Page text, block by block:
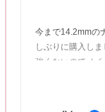
今まで14.2mmの
しぶりに購入し
強くないのでメイ
何より水分量が